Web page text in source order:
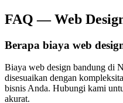
FAQ —Web
Berapa biaya web
Biaya web design bandung di
disesuaikan dengan
bisnis Anda. Hubungi kami
akurat.